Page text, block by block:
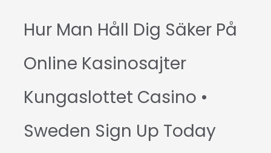
Hur Man Håll Dig Säker På
Online Kasinosajter
Kungaslottet Casino •
Sweden Sign Up Today